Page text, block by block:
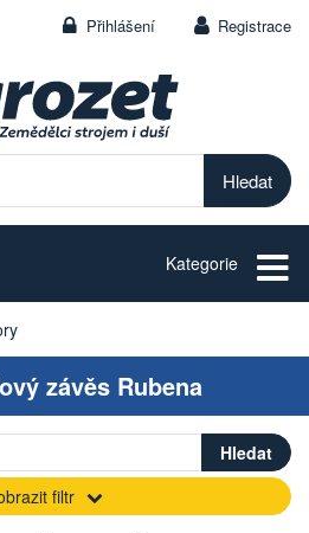
Přihlášení Registrace
Kategorie
závěs Rubena
filtr